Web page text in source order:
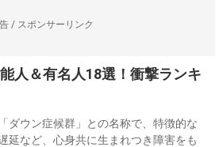
/ スポンサーリンク
人＆有名人18選！衝撃ランキ
ダウン症候群」との名称で、特徴的な
延など、心身共に生まれつき障害をも